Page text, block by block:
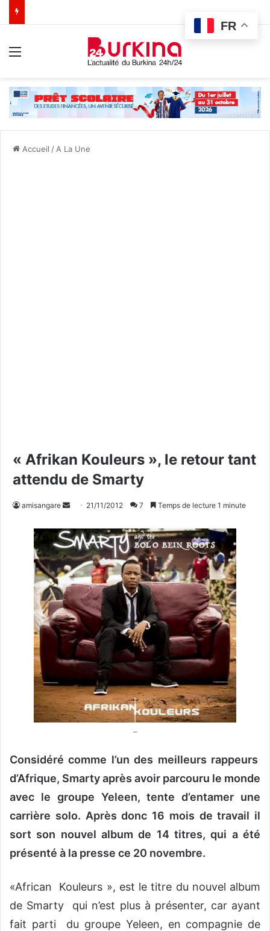
Accueil / A La Une
« Afrikan Kouleurs », le retour tant
attendu de Smarty
amisangare
v
o
y
e
r
u
n
c
u
r
r
i
e
21/11/2012 7 Temps de lecture 1 minute
–
Considéré comme l’un des meilleurs rappeurs
d’Afrique, Smarty après avoir parcouru le monde
avec le groupe Yeleen, tente d’entamer une
carrière solo. Après donc 16 mois de travail il
sort son nouvel album de 14 titres, qui a été
présenté à la presse ce 20 novembre.
«African Kouleurs », est le titre du nouvel album
de Smarty qui n’est plus à présenter, car ayant
fait parti du groupe Yeleen, en compagnie de
FR